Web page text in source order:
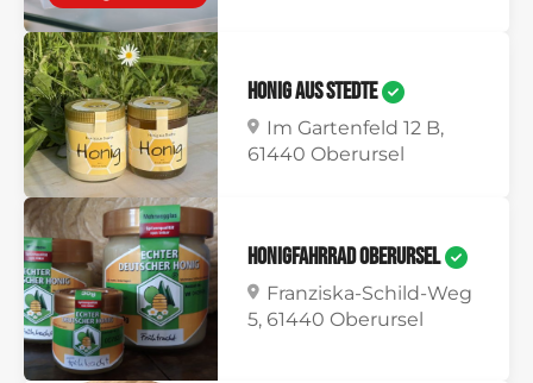
Honig aus Stedte
Im Gartenfeld 12 B,
61440 Oberursel
Honigfahrrad Oberursel
Franziska-Schild-Weg
5, 61440 Oberursel